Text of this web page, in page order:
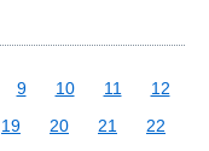
9 10 11
12
19 20 21
22